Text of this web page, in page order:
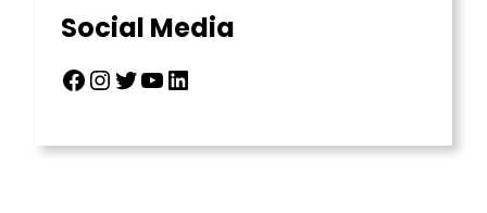
Social Media
Facebook Instagram Twitter YouTube LinkedIn